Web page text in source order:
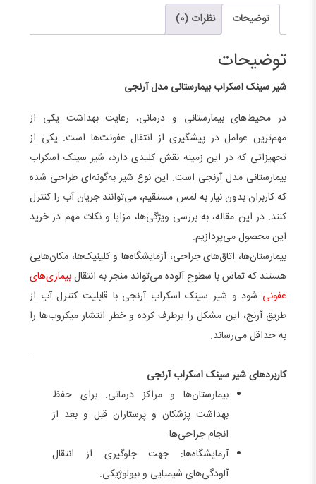
توضیحات نظرات (0)
توضیحات
شیر سینک اسکراب بیمارستانی مدل آرنجی
در محیط‌های بیمارستانی و درمانی، رعایت بهداشت یکی از
مهم‌ترین عوامل در پیشگیری از انتقال عفونت‌ها است. یکی از
تجهیزاتی که در این زمینه نقش کلیدی دارد، شیر سینک اسکراب
بیمارستانی مدل آرنجی است. این نوع شیر به‌گونه‌ای طراحی شده
که کاربران بدون نیاز به لمس مستقیم، می‌توانند جریان آب را کنترل
کنند. در این مقاله، به بررسی ویژگی‌ها، مزایا و نکات مهم در خرید
این محصول می‌پردازیم.
بیمارستان‌ها، اتاق‌های جراحی، آزمایشگاه‌ها و کلینیک‌ها، مکان‌هایی
هستند که تماس با سطوح آلوده می‌تواند منجر به انتقالبیماری‌های
عفونی شود و شیر سینک اسکراب آرنجی با قابلیت کنترل آب از
طریق آرنج، این مشکل را برطرف کرده و خطر انتشار میکروب‌ها را
به حداقل می‌رساند.
.
کاربردهای شیر سینک اسکراب آرنجی
بیمارستان‌ها و مراکز درمانی: برای حفظ
بهداشت پزشکان و پرستاران قبل و بعد از
انجام جراحی‌ها.
آزمایشگاه‌ها: جهت جلوگیری از انتقال
آلودگی‌های شیمیایی و بیولوژیکی.